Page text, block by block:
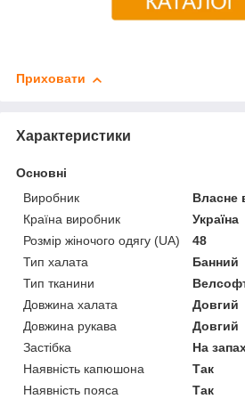
Приховати
Характеристики
Основні
Виробник
Власне
Країна виробник
Україна
Розмір жіночого одягу (UA)
48
Тип халата
Банний
Тип тканини
Довжина халата
Довгий
Довжина рукава
Довгий
Застібка
На
Наявність капюшона
Так
Наявність пояса
Так